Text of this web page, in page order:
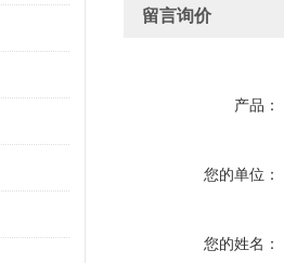
留言询价
产品：
您的单位：
您的姓名：